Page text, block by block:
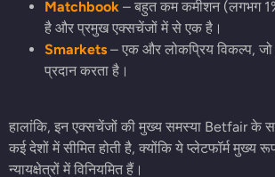
Matchbook – बहुत कम कमीशन (लगभग
है और प्रमुख एक्सचेंजों में से एक है।
Smarkets – एक और लोकप्रिय विकल्प,
प्रदान करता है।
हालांकि, इन एक्सचेंजों की मुख्य समस्या Betfair के
कई देशों में सीमित होती है, क्योंकि ये प्लेटफॉर्म
न्यायक्षेत्रों में विनियमित हैं।